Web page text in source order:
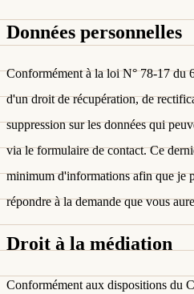
Données personnelles
Conformément à la loi N° 78-17 du
d'un droit de récupération, de
suppression sur les données qui
via le formulaire de contact. Ce
minimum d'informations afin que je
répondre à la demande que vous
Droit à la médiation
Conformément aux dispositions du